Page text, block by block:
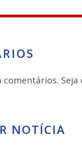
comentários.
NOTÍCIA